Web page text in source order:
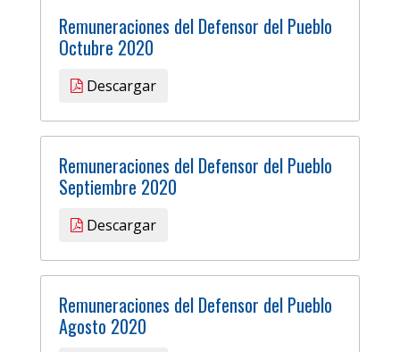
Remuneraciones del Defensor del Pueblo
Octubre 2020
Descargar
Remuneraciones del Defensor del Pueblo
Septiembre 2020
Descargar
Remuneraciones del Defensor del Pueblo
Agosto 2020